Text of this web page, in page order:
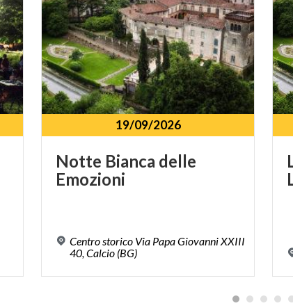
19/09/2026
Notte Bianca delle
Emozioni
Centro storico Via Papa Giovanni XXIII
40, Calcio (BG)